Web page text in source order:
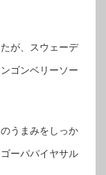
が、スウェーデ
ゴンベリーソー
うまみをしっか
ーパパイヤサル